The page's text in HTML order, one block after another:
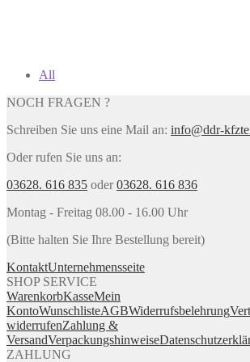
All
NOCH FRAGEN ?
Schreiben Sie uns eine Mail an: info@ddr-
Oder rufen Sie uns an:
03628. 616 835 oder03628. 616 836
Montag - Freitag 08.00 - 16.00 Uhr
(Bitte halten Sie Ihre Bestellung bereit)
KontaktUnternehmensseite
SHOP SERVICE
WarenkorbKasseMein
KontoWunschlisteAGBWiderrufsbelehrung
widerrufenZahlung &
VersandVerpackungshinweise
ZAHLUNG